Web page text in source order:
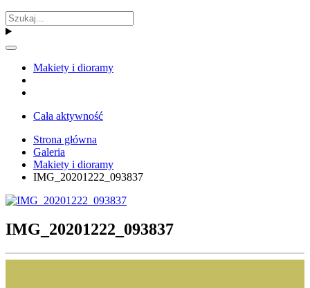
Makiety i dioramy
Cała aktywność
Strona główna
Galeria
Makiety i dioramy
IMG_20201222_093837
IMG_20201222_093837